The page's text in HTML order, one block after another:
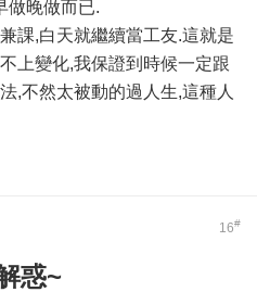
做晚做而已.
課,白天就繼續當工友.這就是
上變化,我保證到時候一定跟
,不然太被動的過人生,這種人
16#
惑~